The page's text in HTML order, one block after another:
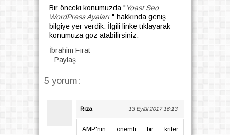
Bir önceki konumuzda " Yoast Seo
WordPress Ayaları " hakkında geniş
bilgiye yer verdik. İlgili linke tıklayarak
konumuza göz atabilirsiniz.
İbrahim Fırat
Paylaş
5 yorum:
Rıza 13 Eylül 2017 16:13
AMP'nin önemli bir kriter